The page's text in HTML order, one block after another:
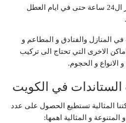
شركتنا تداوم على مدار ال24 ساعة حتى في ايام العطل
المنازل والفنادق و المطاعم و
الاخرى التي تحتاج الى تركيب
الانواع و الحجوم.
في الكويت
المثالية تستطيع الحصول على عدد
و المثالية اهمها: